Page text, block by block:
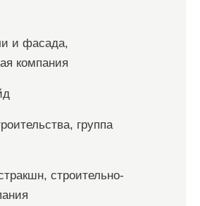
и фасада,
компания
группа
строительно-